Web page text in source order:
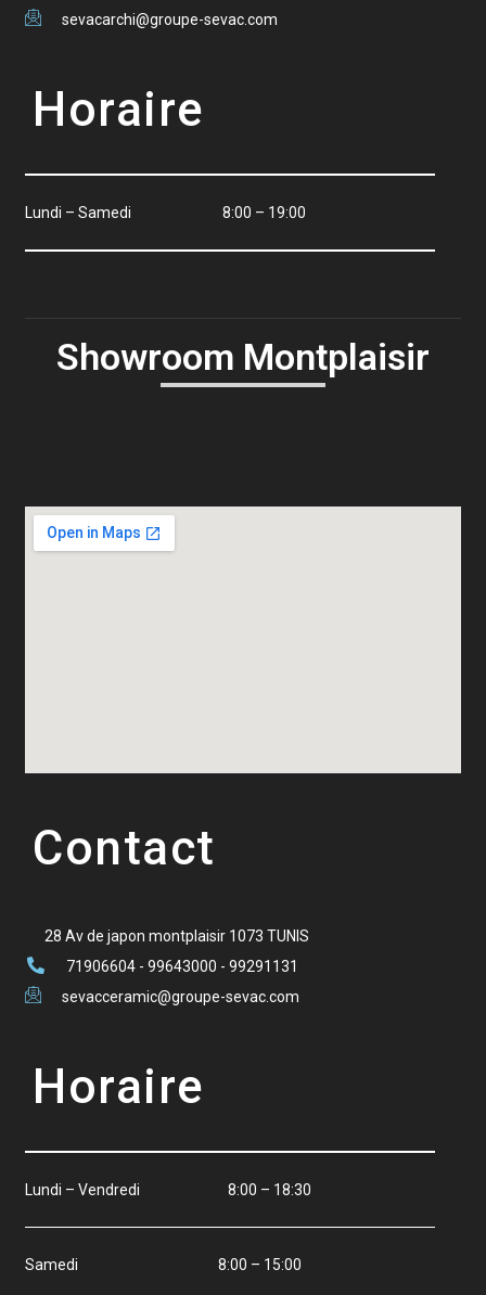
sevacarchi@groupe-sevac.com
Horaire
Lundi – Samedi 8:00 – 19:00
Showroom Montplaisir
Contact
28 Av de japon montplaisir 1073 TUNIS
71906604 - 99643000 - 99291131
sevacceramic@groupe-sevac.com
Horaire
Lundi – Vendredi 8:00 – 18:30
Samedi 8:00 – 15:00